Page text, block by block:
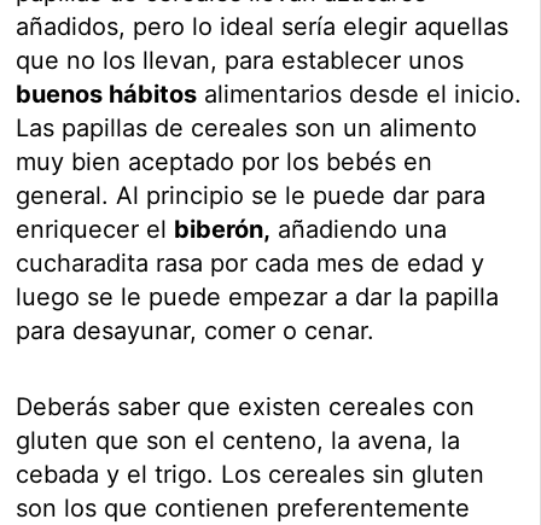
añadidos, pero lo ideal sería elegir aquellas
que no los llevan, para establecer unos
buenos hábitos alimentarios desde el inicio.
Las papillas de cereales son un alimento
muy bien aceptado por los bebés en
general. Al principio se le puede dar para
enriquecer el biberón, añadiendo una
cucharadita rasa por cada mes de edad y
luego se le puede empezar a dar la papilla
para desayunar, comer o cenar.
Deberás saber que existen cereales con
gluten que son el centeno, la avena, la
cebada y el trigo. Los cereales sin gluten
son los que contienen preferentemente